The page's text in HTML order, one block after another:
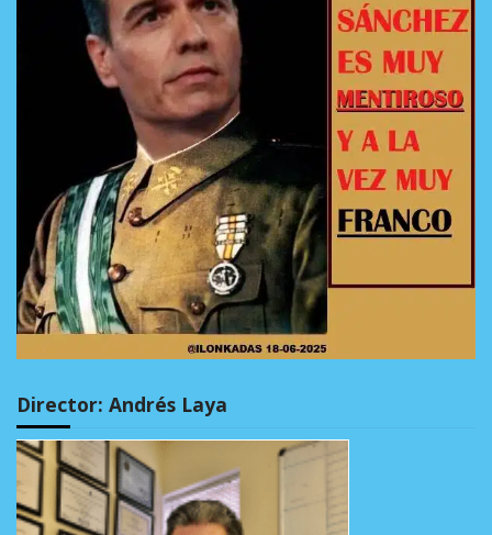
Director: Andrés Laya